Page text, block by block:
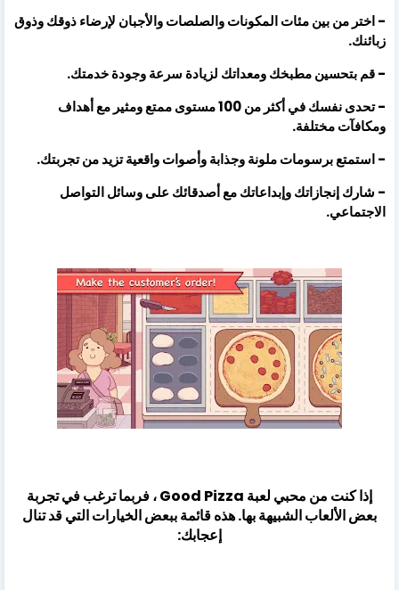
- اختر من بين مئات المكونات والصلصات والأجبان لإرضاء ذوقك وذوق
زبائنك.
- قم بتحسين مطبخك ومعداتك لزيادة سرعة وجودة خدمتك.
- تحدى نفسك في أكثر من 100 مستوى ممتع ومثير مع أهداف
ومكافآت مختلفة.
- استمتع برسومات ملونة وجذابة وأصوات واقعية تزيد من تجربتك.
- شارك إنجازاتك وإبداعاتك مع أصدقائك على وسائل التواصل
الاجتماعي.
إذا كنت من محبي لعبة Good Pizza ، فربما ترغب في تجربة
بعض الألعاب الشبيهة بها. هذه قائمة ببعض الخيارات التي قد تنال
إعجابك: